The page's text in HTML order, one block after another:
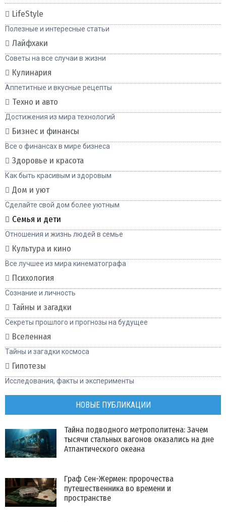
LifeStyle
Полезные и интересные статьи
Лайфхаки
Советы на все случаи в жизни
Кулинария
Аппетитные и вкусные рецепты
Техно и авто
Достижения из мира технологий
Бизнес и финансы
Все о финансах в мире бизнеса
Здоровье и красота
Как быть красивым и здоровым
Дом и уют
Сделайте свой дом более уютным
Семья и дети
Отношения и жизнь людей в семье
Культура и кино
Все лучшее из мира кинематографа
Психология
Сознание и личность
Тайны и загадки
Секреты прошлого и прогнозы на будущее
Вселенная
Тайны и загадки космоса
Гипотезы
Исследования, факты и эксперименты
НОВЫЕ ПУБЛИКАЦИИ
Тайна подводного метрополитена: Зачем
тысячи стальных вагонов оказались на дне
Атлантического океана
Граф Сен-Жермен: пророчества
путешественника во времени и
пространстве